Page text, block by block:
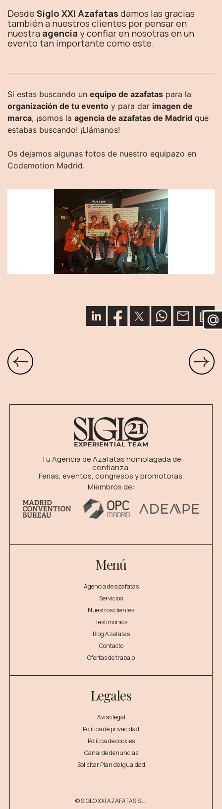
Desde Siglo XXI Azafatas damos las gracias
también a nuestros clientes por pensar en
nuestra agencia y confiar en nosotras en un
evento tan importante como este.
Si estas buscando un equipo de azafatas para la
organización de tu evento y para dar imagen de
marca, ¡somos la agencia de azafatas de Madrid que
estabas buscando! ¡Llámanos!
Os dejamos algunas fotos de nuestro equipazo en
Codemotion Madrid.
Tu Agencia de Azafatas homolagada de
confianza.
Ferias, eventos, congresos y promotoras.
Miembros de:
Menú
Agencia de azafatas
Servicios
Nuestros clientes
Testimonios
Blog Azafatas
Contacto
Ofertas de trabajo
Legales
Aviso legal
Política de privacidad
Política de cookies
Canal de denuncias
Solicitar Plan de Igualdad
© SIGLO XXI AZAFATAS S.L.